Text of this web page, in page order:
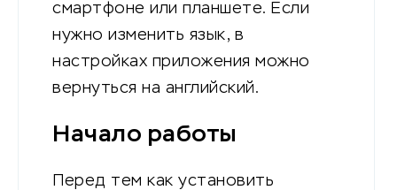
смартфоне или планшете. Если
нужно изменить язык, в
настройках приложения можно
вернуться на английский.
Начало работы
Перед тем как установить